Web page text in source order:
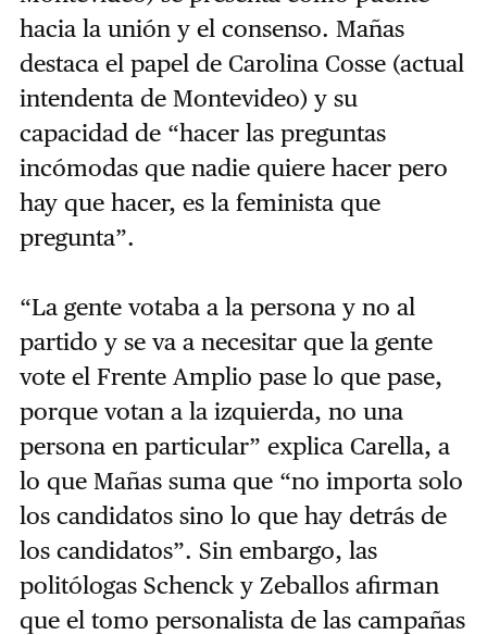
hacia la unión y el consenso. Mañas
destaca el papel de Carolina Cosse (actual
intendenta de Montevideo) y su
capacidad de “hacer las preguntas
incómodas que nadie quiere hacer pero
hay que hacer, es la feminista que
pregunta”.
“La gente votaba a la persona y no al
partido y se va a necesitar que la gente
vote el Frente Amplio pase lo que pase,
porque votan a la izquierda, no una
persona en particular” explica Carella, a
lo que Mañas suma que “no importa solo
los candidatos sino lo que hay detrás de
los candidatos”. Sin embargo, las
politólogas Schenck y Zeballos afirman
que el tomo personalista de las campañas